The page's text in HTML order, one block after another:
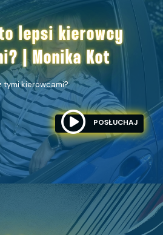
lepsi kierowcy
| Monika Kot
tymi kierowcami?
POSŁUCHAJ